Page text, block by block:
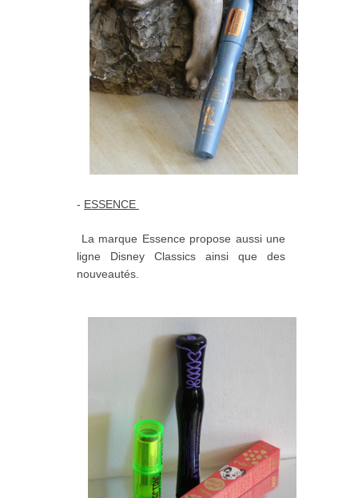
- ESSENCE
La marque Essence propose aussi une
ligne Disney Classics ainsi que des
nouveautés.